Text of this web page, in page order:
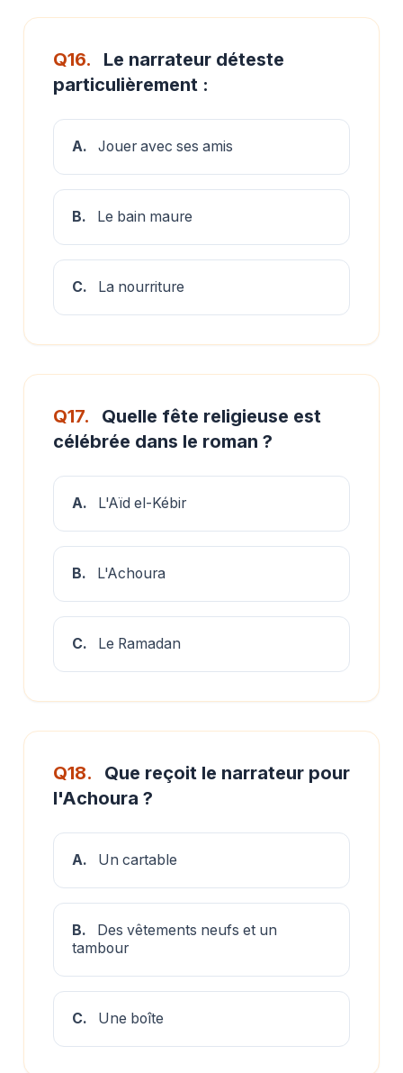
Q16.
Le narrateur déteste
particulièrement :
A. Jouer avec ses amis
B. Le bain maure
C. La nourriture
Q17.
Quelle fête religieuse est
célébrée dans le roman ?
A. L'Aïd el-Kébir
B. L'Achoura
C. Le Ramadan
Q18.
Que reçoit le narrateur pour
l'Achoura ?
A. Un cartable
B.
Des vêtements neufs et un
tambour
C. Une boîte